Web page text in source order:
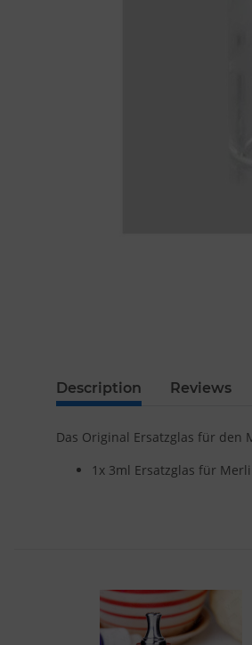
Description Reviews
Das Original Ersatzglas für den
1x 3ml Ersatzglas für